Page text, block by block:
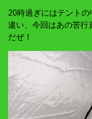
20時過ぎにはテント
違い、今回はあの苦
だぜ！